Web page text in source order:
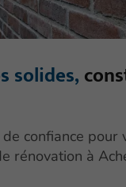
solides,
confiance pour
rénovation à